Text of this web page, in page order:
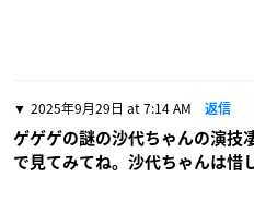
2025年9月29日 at 7:14 AM 返信
ゲゲゲの謎の沙代ちゃんの演技
で見てみてね。沙代ちゃんは惜